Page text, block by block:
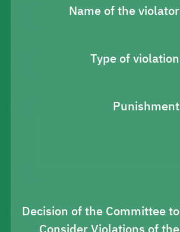
Name of the violator
Type of violation
Punishment
Decision of the Committee to